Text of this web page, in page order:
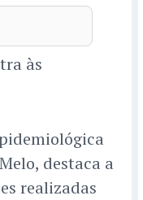
às
destaca a
realizadas